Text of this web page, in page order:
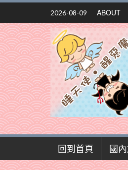
Skip
content
2026-08-09 ABOUT
回到首頁 國